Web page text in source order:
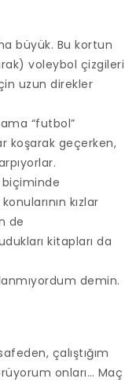
büyük. Bu kortun
voleybol çizgileri
uzun direkler
“futbol”
koşarak geçerken,
kızlar
de
kitapları da
demin.
çalıştığım
onları… Maç